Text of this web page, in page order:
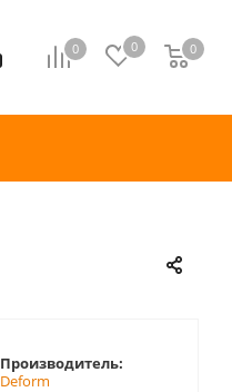
0 0 0
0
Производитель:
Deform